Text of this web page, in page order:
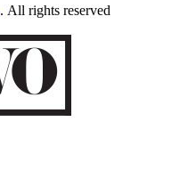
. All rights reserved